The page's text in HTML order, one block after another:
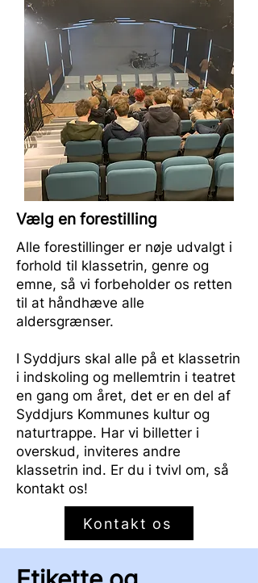
Vælg en forestilling
Alle forestillinger er nøje udvalgt i
forhold til klassetrin, genre og
emne, så vi forbeholder os retten
til at håndhæve alle
aldersgrænser.
I Syddjurs skal alle på et klassetrin
i indskoling og mellemtrin i teatret
en gang om året, det er en del af
Syddjurs Kommunes kultur og
naturtrappe. Har vi billetter i
overskud, inviteres andre
klassetrin ind. Er du i tvivl om, så
kontakt os!
Kontakt os